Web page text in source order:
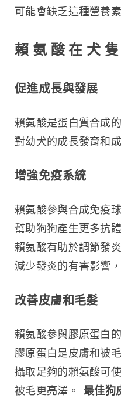
可能會缺乏這種營養素
賴 氨 酸 在 犬
促進成長與發展
賴氨酸是蛋白質合成
對幼犬的成長發育和
增強免疫系統
賴氨酸參與合成免疫
幫助狗狗產生更多抗
賴氨酸有助於調節發
減少發炎的有害影響
改善皮膚和毛髮
賴氨酸參與膠原蛋白
膠原蛋白是皮膚和被
攝取足夠的賴氨酸可
被毛更亮澤。
最佳狗